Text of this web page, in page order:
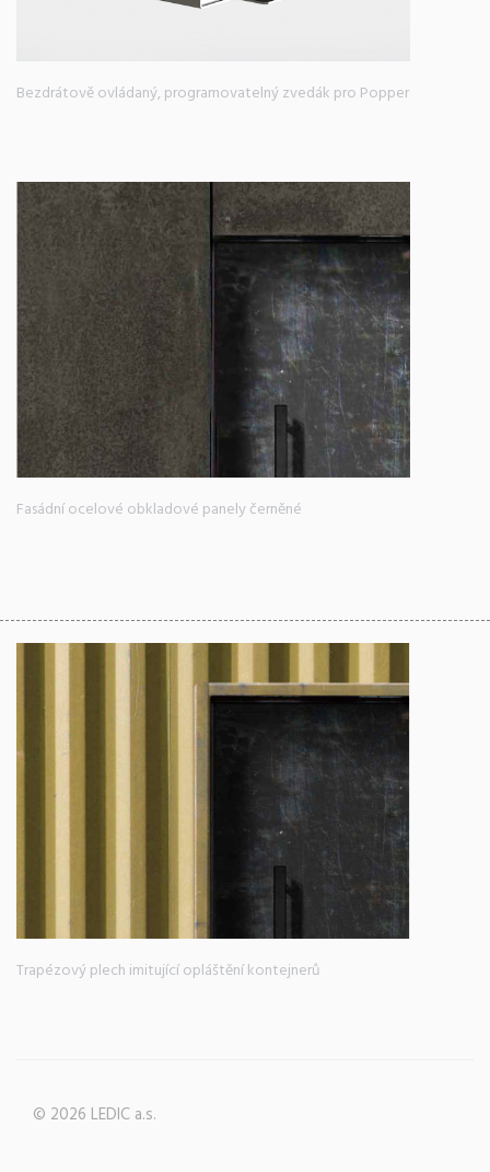
Bezdrátově ovládaný, programovatelný zvedák pro Popper
Fasádní ocelové obkladové panely černěné
Trapézový plech imitující opláštění kontejnerů
© 2026 LEDIC a.s.